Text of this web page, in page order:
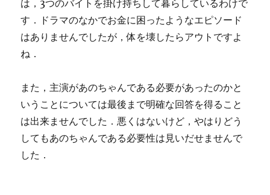
は，3つのバイトを掛け持ちして暮らしているわけで
す．ドラマのなかでお金に困ったようなエピソード
はありませんでしたが，体を壊したらアウトですよ
ね．
また，主演があのちゃんである必要があったのかと
いうことについては最後まで明確な回答を得ること
は出来ませんでした．悪くはないけど，やはりどう
してもあのちゃんである必要性は見いだせませんで
した．